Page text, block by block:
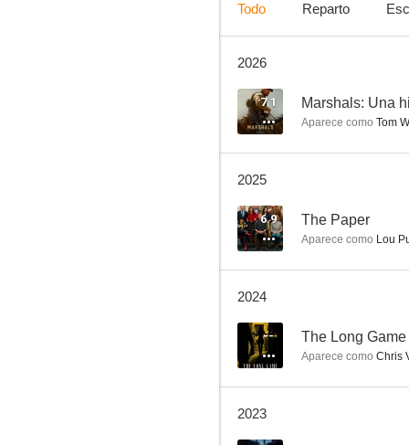
8.7
Todo Reparto
2026
7.1 Marshals: Una
Aparece como Tom
2025
6.9 The Paper
Aparece como Lou
2024
-- The Long Game
Aparece como Chris
2023